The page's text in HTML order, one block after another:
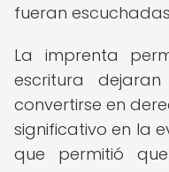
fueran
La imprenta
escritura
convertirse en
significativo en la
que permitió